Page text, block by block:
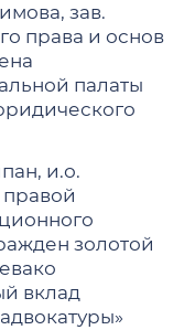
зав.
права и основ
палаты
и.о.
золотой
вклад